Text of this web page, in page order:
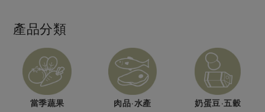
防災用品
最新產品
優惠專區
年菜食譜
養身食補
節慶大餐
把最好的台灣味帶回家！
綠主張月刊
典藏閱覽室
最新消息
媒體報導
下載專區
產品分類
當季蔬果 肉品·水產 奶蛋豆·五穀